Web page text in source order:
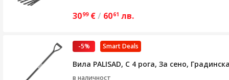
3099 €/ 6061 лв.
Smart Deals
-5%
Вила PALISAD, С 4 рога, За сено,
в наличност